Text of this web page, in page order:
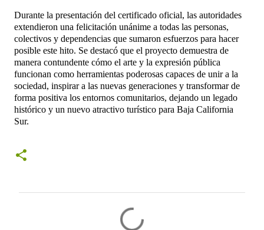
Durante la presentación del certificado oficial, las autoridades
extendieron una felicitación unánime a todas las personas,
colectivos y dependencias que sumaron esfuerzos para hacer
posible este hito. Se destacó que el proyecto demuestra de
manera contundente cómo el arte y la expresión pública
funcionan como herramientas poderosas capaces de unir a la
sociedad, inspirar a las nuevas generaciones y transformar de
forma positiva los entornos comunitarios, dejando un legado
histórico y un nuevo atractivo turístico para Baja California
Sur.